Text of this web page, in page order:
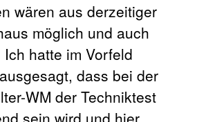
wären aus derzeitiger
möglich und auch
hatte im Vorfeld
dass bei der
WM der Techniktest